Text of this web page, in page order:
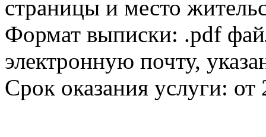
страницы и место
Формат выписки: .pdf
электронную почту,
Срок оказания услуги: от